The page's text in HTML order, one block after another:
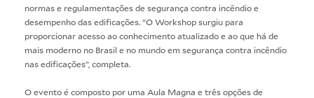
normas e regulamentações de segurança contra incêndio e
desempenho das edificações. “O Workshop surgiu para
proporcionar acesso ao conhecimento atualizado e ao que há de
mais moderno no Brasil e no mundo em segurança contra incêndio
nas edificações”, completa.
O evento é composto por uma Aula Magna e três opções de